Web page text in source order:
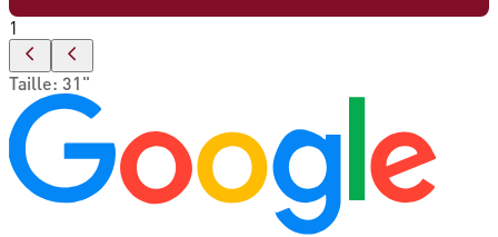
1
Taille: 31"